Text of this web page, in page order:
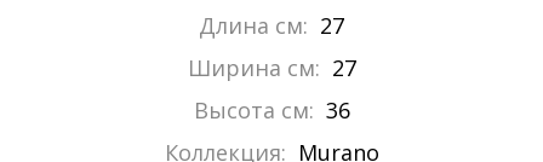
Длина см: 27
Ширина см: 27
Высота см: 36
Коллекция: Murano